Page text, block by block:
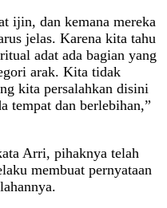
ijin, dan kemana mereka
jelas. Karena kita tahu
adat ada bagian yang
arak. Kita tidak
kita persalahkan disini
tempat dan berlebihan,”
Arri, pihaknya telah
membuat pernyataan